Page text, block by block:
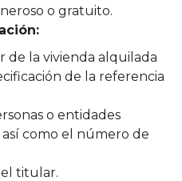
o gratuito.
la vivienda alquilada
de la referencia
o entidades
así como el número de
titular.